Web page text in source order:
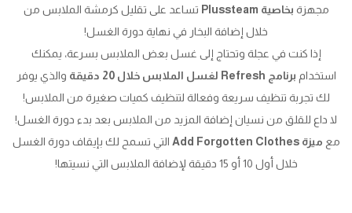
مجهزة بخاصية Plussteam
تساعد على تقليل كرمشة الملابس من
خلال إضافة البخار في نهاية دورة الغسل!
إذا كنت في عجلة وتحتاج إلى غسل بعض الملابس بسرعة، يمكنك
استخدام برنامج Refresh لغسل الملابس خلال 20 دقيقة
والذي يوفر
لك تجربة تنظيف سريعة وفعالة لتنظيف كميات صغيرة من الملابس!
لا داع للقلق من نسيان إضافة المزيد من الملابس بعد بدء دورة الغسل!
مع ميزة Add Forgotten Clothes
التي تسمح لك بإيقاف دورة الغسل
خلال أول 10 أو 15 دقيقة لإضافة الملابس التي نسيتها!